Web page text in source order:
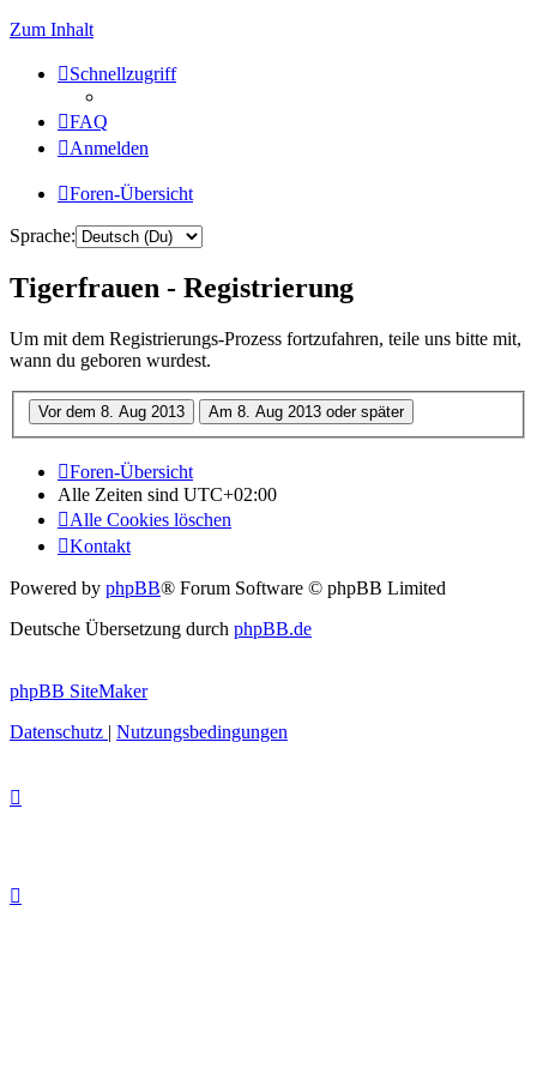
Zum Inhalt
Schnellzugriff
FAQ
Anmelden
Foren-Übersicht
Sprache:
Tigerfrauen - Registrierung
Um mit dem Registrierungs-Prozess fortzufahren, teile uns bitte mit,
wann du geboren wurdest.
Foren-Übersicht
Alle Zeiten sind UTC+02:00
Alle Cookies löschen
Kontakt
Powered by phpBB® Forum Software © phpBB Limited
Deutsche Übersetzung durch phpBB.de
phpBB SiteMaker
Datenschutz | Nutzungsbedingungen